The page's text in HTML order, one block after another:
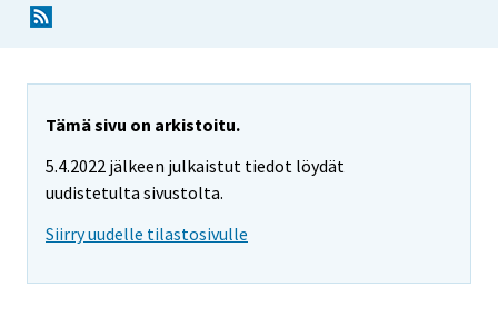
Tämä sivu on arkistoitu.
5.4.2022 jälkeen julkaistut tiedot löydät
uudistetulta sivustolta.
Siirry uudelle tilastosivulle